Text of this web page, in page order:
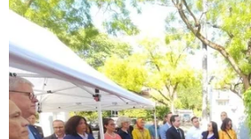
Chủ tịch nước Võ Văn Thưởng với các
Nhất/TTXVN)